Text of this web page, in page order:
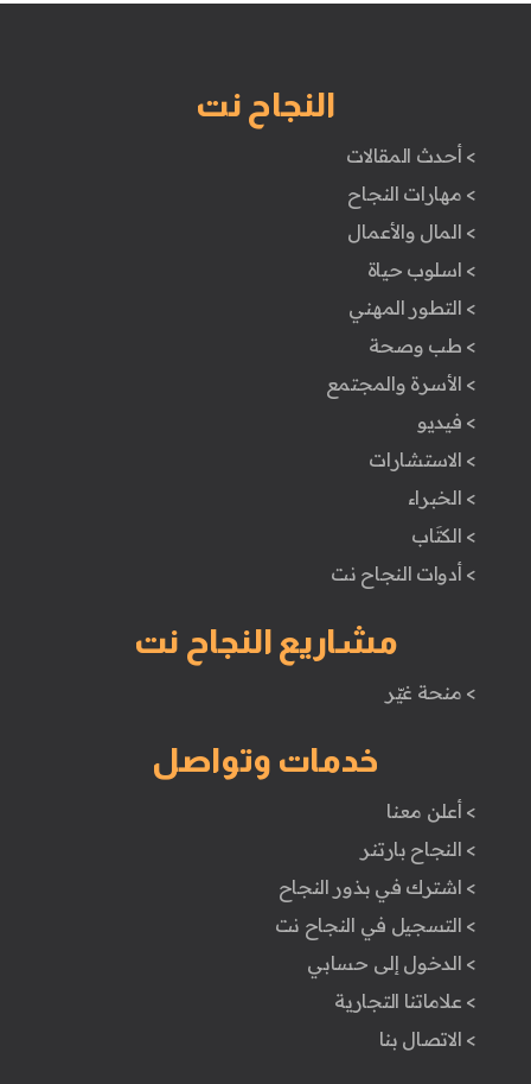
النجاح نت
> أحدث المقالات
> مهارات النجاح
> المال والأعمال
> اسلوب حياة
> التطور المهني
> طب وصحة
> الأسرة والمجتمع
> فيديو
> الاستشارات
> الخبراء
> الكتَاب
> أدوات النجاح نت
مشاريع النجاح نت
> منحة غيّر
خدمات وتواصل
> أعلن معنا
> النجاح بارتنر
> اشترك في بذور النجاح
> التسجيل في النجاح نت
> الدخول إلى حسابي
> علاماتنا التجارية
> الاتصال بنا